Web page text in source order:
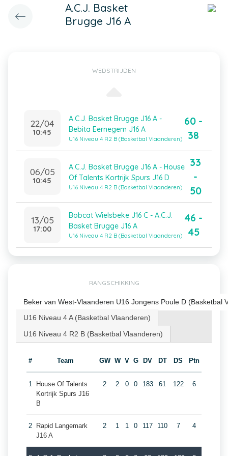
A.C.J. Basket
Brugge J16 A
WEDSTRIJDEN
22/04
10:45
A.C.J. Basket Brugge J16 A -
Bebita Eernegem J16 A
U16 Niveau 4 R2 B (Basketbal Vlaanderen)
60 -
38
06/05
10:45
A.C.J. Basket Brugge J16 A - House
Of Talents Kortrijk Spurs J16 D
U16 Niveau 4 R2 B (Basketbal Vlaanderen)
33
-
50
13/05
17:00
Bobcat Wielsbeke J16 C - A.C.J.
Basket Brugge J16 A
U16 Niveau 4 R2 B (Basketbal Vlaanderen)
46 -
45
RANGSCHIKKING
Beker van West-Vlaanderen U16 Jongens Poule D (Basketbal
U16 Niveau 4 A (Basketbal Vlaanderen)
U16 Niveau 4 R2 B (Basketbal Vlaanderen)
# Team GW W V G DV DT DS Ptn
1
House Of Talents
Kortrijk Spurs J16
B
2 2 0 0 183 61 122 6
2
Rapid Langemark
J16 A
2 1 1 0 117 110 7 4